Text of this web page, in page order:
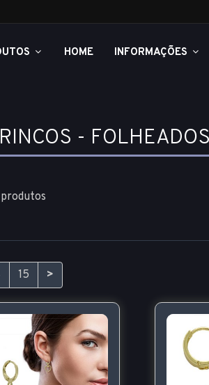
HOME INFORMAÇÕES
-
produtos
15 >